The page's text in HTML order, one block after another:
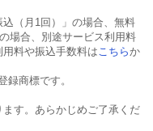
（月1回）」の場合、無料
場合、別途サービス利用料
料や振込手数料は こちらか
録商標です。
す。あらかじめご了承くだ